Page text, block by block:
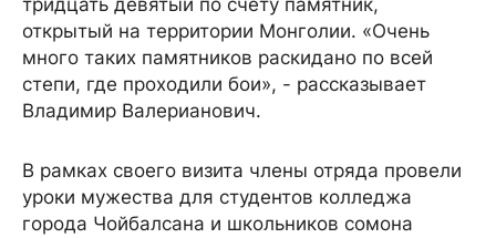
тридцать девятый по счету памятник,
открытый на территории Монголии. «Очень
много таких памятников раскидано по всей
степи, где проходили бои», - рассказывает
Владимир Валерианович.
В рамках своего визита члены отряда провели
уроки мужества для студентов колледжа
города Чойбалсана и школьников сомона